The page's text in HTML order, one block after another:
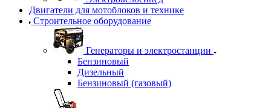
Двигатели для мотоблоков и технике
Строительное оборудование
Генераторы и электростанции
Бензиновый
Дизельный
Бензиновый (газовый)